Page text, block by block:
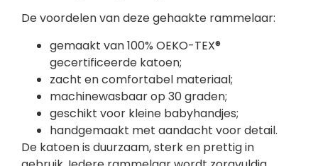
De voordelen van deze gehaakte rammelaar:
gemaakt van 100% OEKO-TEX®
gecertificeerde katoen;
zacht en comfortabel materiaal;
machinewasbaar op 30 graden;
geschikt voor kleine babyhandjes;
handgemaakt met aandacht voor detail.
De katoen is duurzaam, sterk en prettig in